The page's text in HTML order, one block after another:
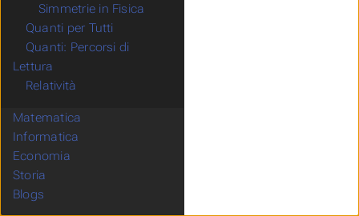
Simmetrie in Fisica
Quanti per Tutti
Quanti: Percorsi di
Lettura
Relatività
Matematica
Informatica
Economia
Storia
Blogs